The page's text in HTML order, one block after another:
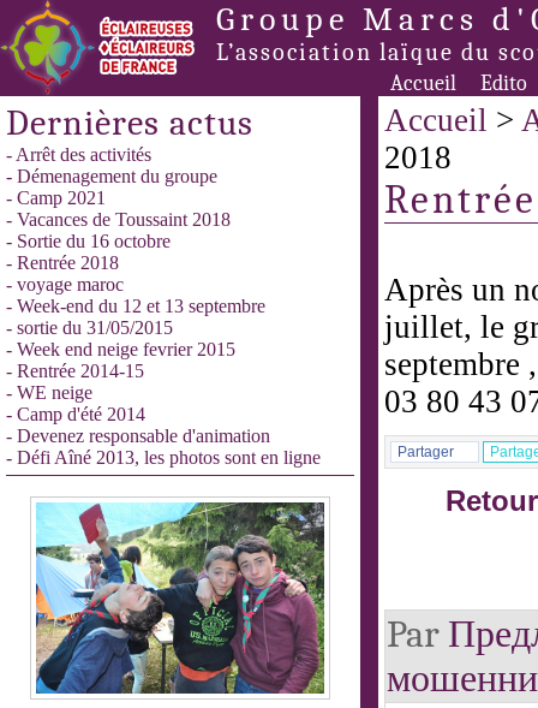
Groupe Marcs
L’association laïque du
Accueil Edito
Dernières actus
- Arrêt des activités
- Démenagement du groupe
- Camp 2021
- Vacances de Toussaint 2018
- Sortie du 16 octobre
- Rentrée 2018
- voyage maroc
- Week-end du 12 et 13 septembre
- sortie du 31/05/2015
- Week end neige fevrier 2015
- Rentrée 2014-15
- WE neige
- Camp d'été 2014
- Devenez responsable d'animation
- Défi Aîné 2013, les photos sont en ligne
Accueil >
2018
Après un
juillet, le
septembre
03 80 43
Partager
Par